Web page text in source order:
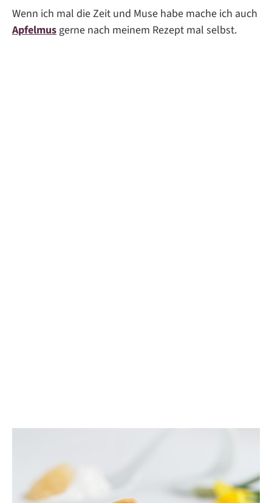
Wenn ich mal die Zeit und Muse habe mache ich auch
Apfelmusgerne nach meinem Rezept mal selbst.